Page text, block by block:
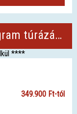
Madeira light - adventi program túrázás nélkül ****
349.900 Ft-tól